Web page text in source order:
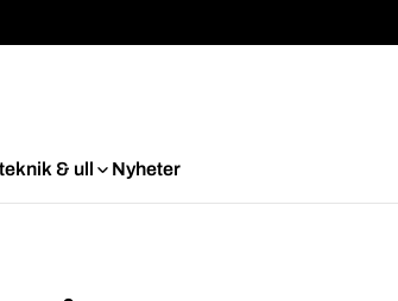
& ull Nyheter